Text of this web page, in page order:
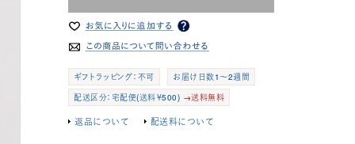
ギフトラッピング：不可
お届け日数1～2週間
配送区分：宅配便(送料￥500) →送料無料
返品について 配送料について